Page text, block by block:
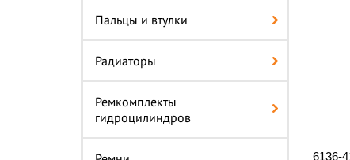
Пальцы и втулки
Радиаторы
Ремкомплекты
гидроцилиндров
6136-